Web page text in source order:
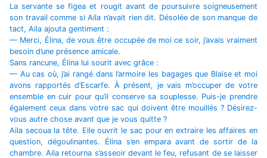
La servante se figea et rougit avant de poursuivre soigneusement
son travail comme si Aila n’avait rien dit. Désolée de son manque de
tact, Aila ajouta gentiment :
— Merci, Élina, de vous être occupée de moi ce soir, j’avais vraiment
besoin d’une présence amicale.
Sans rancune, Élina lui sourit avec grâce :
— Au cas où, j’ai rangé dans l’armoire les bagages que Blaise et moi
avons rapportés d’Escarfe. À présent, je vais m’occuper de votre
ensemble en cuir pour qu’il conserve sa souplesse. Puis-je prendre
également ceux dans votre sac qui doivent être mouillés ? Désirez-
vous autre chose avant que je vous quitte ?
Aila secoua la tête. Elle ouvrit le sac pour en extraire les affaires en
question, dégoulinantes. Élina s’en empara avant de sortir de la
chambre. Aila retourna s’asseoir devant le feu, refusant de se laisser